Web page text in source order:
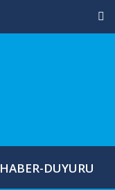
HABER-DUYURU